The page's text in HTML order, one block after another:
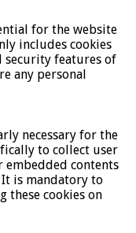
for the website
includes cookies
security features of
any personal
necessary for the
to collect user
embedded contents
It is mandatory to
these cookies on